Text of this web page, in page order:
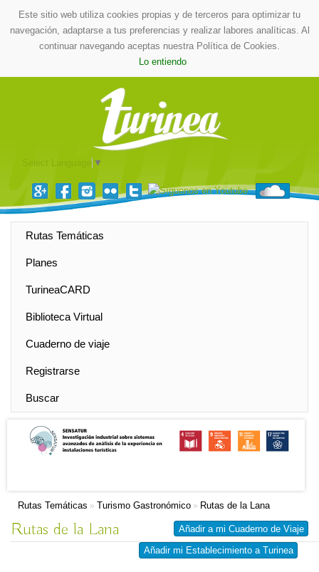
Este sitio web utiliza cookies propias y de terceros para optimizar tu
navegación, adaptarse a tus preferencias y realizar labores analíticas. Al
continuar navegando aceptas nuestra Política de Cookies.
Lo entiendo
▼
Rutas Temáticas
Planes
TurineaCARD
Biblioteca Virtual
Cuaderno de viaje
Registrarse
Buscar
Rutas Temáticas » Turismo Gastronómico » Rutas de la Lana
Añadir a mi Cuaderno de Viaje
Añadir mi Establecimiento a Turinea
Rutas de la Lana